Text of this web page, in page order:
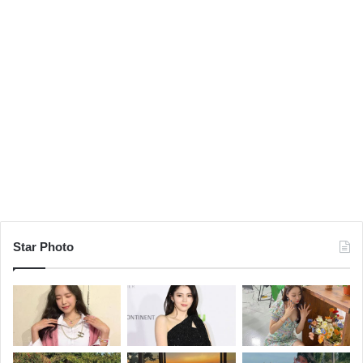
Star Photo